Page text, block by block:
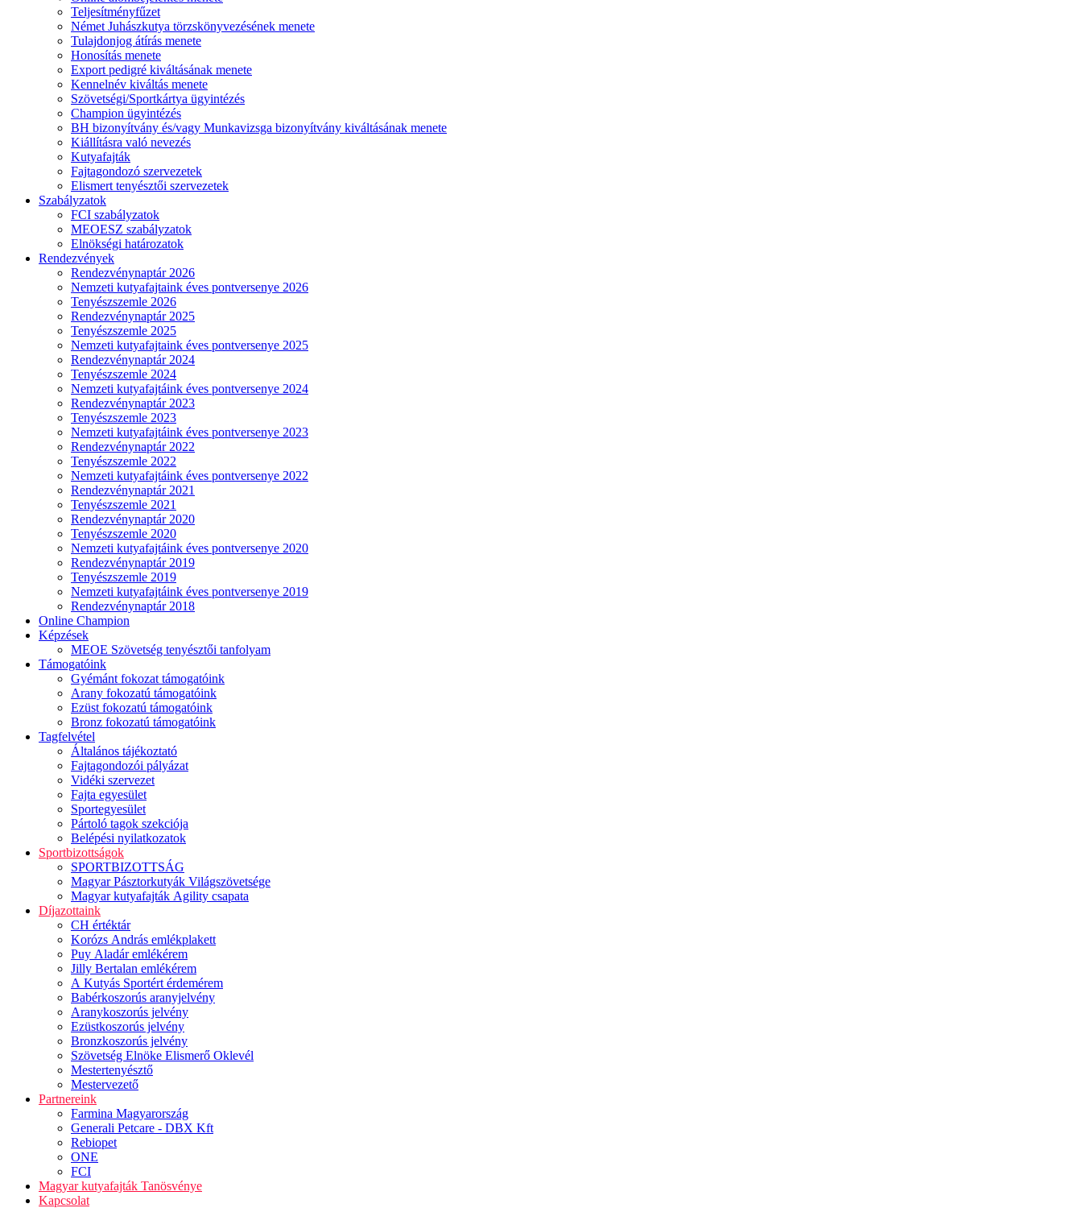
Teljesítményfűzet
Német Juhászkutya törzskönyvezésének menete
Tulajdonjog átírás menete
Honosítás menete
Export pedigré kiváltásának menete
Kennelnév kiváltás menete
Szövetségi/Sportkártya ügyintézés
Champion ügyintézés
BH bizonyítvány és/vagy Munkavizsga bizonyítvány kiváltásának menete
Kiállításra való nevezés
Kutyafajták
Fajtagondozó szervezetek
Elismert tenyésztői szervezetek
Szabályzatok
FCI szabályzatok
MEOESZ szabályzatok
Elnökségi határozatok
Rendezvények
Rendezvénynaptár 2026
Nemzeti kutyafajtaink éves pontversenye 2026
Tenyészszemle 2026
Rendezvénynaptár 2025
Tenyészszemle 2025
Nemzeti kutyafajtaink éves pontversenye 2025
Rendezvénynaptár 2024
Tenyészszemle 2024
Nemzeti kutyafajtáink éves pontversenye 2024
Rendezvénynaptár 2023
Tenyészszemle 2023
Nemzeti kutyafajtáink éves pontversenye 2023
Rendezvénynaptár 2022
Tenyészszemle 2022
Nemzeti kutyafajtáink éves pontversenye 2022
Rendezvénynaptár 2021
Tenyészszemle 2021
Rendezvénynaptár 2020
Tenyészszemle 2020
Nemzeti kutyafajtáink éves pontversenye 2020
Rendezvénynaptár 2019
Tenyészszemle 2019
Nemzeti kutyafajtáink éves pontversenye 2019
Rendezvénynaptár 2018
Online Champion
Képzések
MEOE Szövetség tenyésztői tanfolyam
Támogatóink
Gyémánt fokozat támogatóink
Arany fokozatú támogatóink
Ezüst fokozatú támogatóink
Bronz fokozatú támogatóink
Tagfelvétel
Általános tájékoztató
Fajtagondozói pályázat
Vidéki szervezet
Fajta egyesület
Sportegyesület
Pártoló tagok szekciója
Belépési nyilatkozatok
Sportbizottságok
SPORTBIZOTTSÁG
Magyar Pásztorkutyák Világszövetsége
Magyar kutyafajták Agility csapata
Díjazottaink
CH értéktár
Korózs András emlékplakett
Puy Aladár emlékérem
Jilly Bertalan emlékérem
A Kutyás Sportért érdemérem
Babérkoszorús aranyjelvény
Aranykoszorús jelvény
Ezüstkoszorús jelvény
Bronzkoszorús jelvény
Szövetség Elnöke Elismerő Oklevél
Mestertenyésztő
Mestervezető
Partnereink
Farmina Magyarország
Generali Petcare - DBX Kft
Rebiopet
ONE
FCI
Magyar kutyafajták Tanösvénye
Kapcsolat